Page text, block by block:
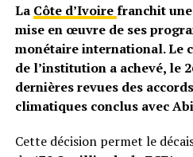
La Côte d’Ivoirefranchit
mise en œuvre de ses
monétaire international. Le
de l’institution a achevé, le
dernières revues des
climatiques conclus avec
Cette décision permet le